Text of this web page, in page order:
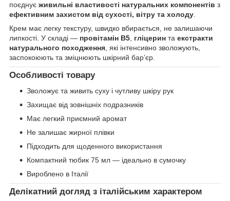
поєднує живильні властивості натуральних компонентів з
ефективним захистом від сухості, вітру та холоду.
Крем має легку текстуру, швидко вбирається, не залишаючи
липкості. У складі — провітамін B5, гліцерин та екстракти
натурального походження, які інтенсивно зволожують,
заспокоюють та зміцнюють шкірний барʼєр.
Особливості товару
Зволожує та живить суху і чутливу шкіру рук
Захищає від зовнішніх подразників
Має легкий приємний аромат
Не залишає жирної плівки
Підходить для щоденного використання
Компактний тюбик 75 мл — ідеально в сумочку
Вироблено в Італії
Делікатний догляд з італійським характером